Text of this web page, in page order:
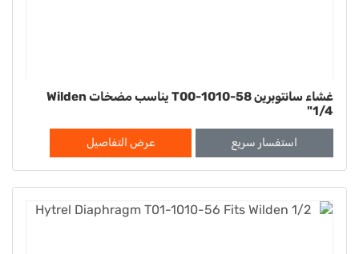
غشاء سانتوبرين T00-1010-58 يناسب مضخات Wilden
1/4"
استفسار سريع عرض التفاصيل